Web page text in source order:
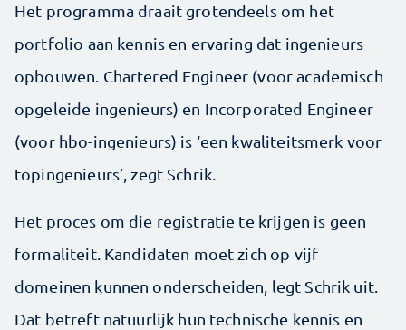
Het programma draait grotendeels om het
portfolio aan kennis en ervaring dat ingenieurs
opbouwen. Chartered Engineer (voor academisch
opgeleide ingenieurs) en Incorporated Engineer
(voor hbo-ingenieurs) is ‘een kwaliteitsmerk voor
topingenieurs’, zegt Schrik.
Het proces om die registratie te krijgen is geen
formaliteit. Kandidaten moet zich op vijf
domeinen kunnen onderscheiden, legt Schrik uit.
Dat betreft natuurlijk hun technische kennis en